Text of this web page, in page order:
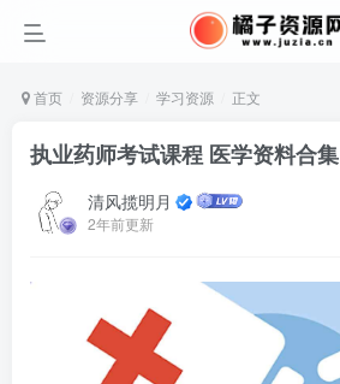
首页 资源分享 学习资源 正文
执业药师考试课程 医学资料合集
清风揽明月
2年前更新